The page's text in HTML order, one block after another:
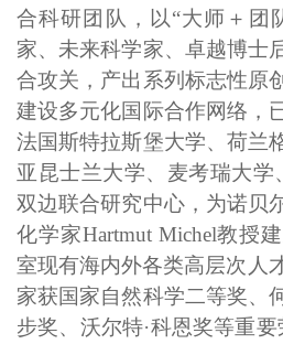
合科研团队，以“大师＋团
家、未来科学家、卓越博士
合攻关，产出系列标志性原
建设多元化国际合作网络，
法国斯特拉斯堡大学、荷兰
亚昆士兰大学、麦考瑞大学
双边联合研究中心，为诺贝
化学家Hartmut Michel教授
室现有海内外各类高层次人
家获国家自然科学二等奖、
步奖、沃尔特·科恩奖等重